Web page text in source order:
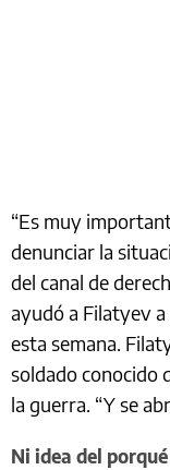
“Es muy
denunciar la
del canal de
ayudó a Filatyev
esta semana.
soldado conocido
la guerra. “Y se
Ni idea del